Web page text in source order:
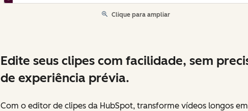
Clique para ampliar
Edite seus clipes com facilidade, sem
de experiência prévia.
Com o editor de clipes da HubSpot, transforme vídeos longos em